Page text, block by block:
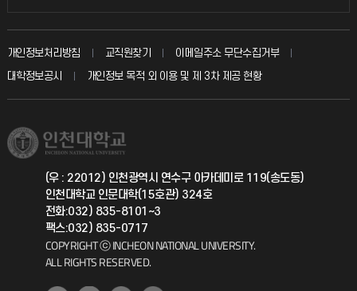
입학안내
취업정보(학생)
칭찬마당
학생서비스 지킴이
총동문회
교수회
교육혁신본부
국제지원과
공자아카데미
기초교육원
개인정보처리방침 교직원찾기
이메일주소 무단수집거부
대학정보공시
개인정보 목적 외 이용 및 제 3차 제공 현황
(우 : 22012) 인천광역시 연수구 아카데미로 119(송도동)
인천대학교 인문대학(15호관) 324호
전화:032) 835-8101~3
팩스:032) 835-0717
COPYRIGHT ⓒ INCHEON NATIONAL UNIVERSITY.
ALL RIGHTS RESERVED.